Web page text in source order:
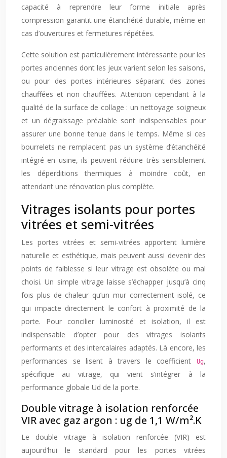
capacité à reprendre leur forme initiale après
compression garantit une étanchéité durable, même en
cas d’ouvertures et fermetures répétées.
Cette solution est particulièrement intéressante pour les
portes anciennes dont les jeux varient selon les saisons,
ou pour des portes intérieures séparant des zones
chauffées et non chauffées. Attention cependant à la
qualité de la surface de collage : un nettoyage soigneux
et un dégraissage préalable sont indispensables pour
assurer une bonne tenue dans le temps. Même si ces
bourrelets ne remplacent pas un système d’étanchéité
intégré en usine, ils peuvent réduire très sensiblement
les déperditions thermiques à moindre coût, en
attendant une rénovation plus complète.
Vitrages isolants pour portes
vitrées et semi-vitrées
Les portes vitrées et semi-vitrées apportent lumière
naturelle et esthétique, mais peuvent aussi devenir des
points de faiblesse si leur vitrage est obsolète ou mal
choisi. Un simple vitrage laisse s’échapper jusqu’à cinq
fois plus de chaleur qu’un mur correctement isolé, ce
qui impacte directement le confort à proximité de la
porte. Pour concilier luminosité et isolation, il est
indispensable d’opter pour des vitrages isolants
performants et des intercalaires adaptés. Là encore, les
performances se lisent à travers le coefficient
Ug,
spécifique au vitrage, qui vient s’intégrer à la
performance globale Ud de la porte.
Double vitrage à isolation renforcée
VIR avec gaz argon : ug de 1,1 W/m².K
Le double vitrage à isolation renforcée (VIR) est
aujourd’hui le standard pour les portes vitrées